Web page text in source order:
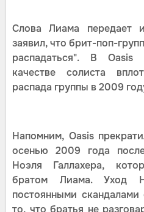
Слова Лиама передает
заявил, что брит-поп-
распадаться". В Oasis
качестве солиста
распада группы в 2009
Напомним, Oasis
осенью 2009 года
Ноэля Галлахера,
братом Лиама. Уход
постоянными
то, что братья не